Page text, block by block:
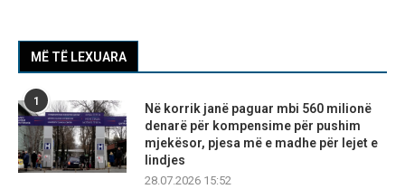
MË TË LEXUARA
1
Në korrik janë paguar mbi 560 milionë
denarë për kompensime për pushim
mjekësor, pjesa më e madhe për lejet e
lindjes
28.07.2026 15:52